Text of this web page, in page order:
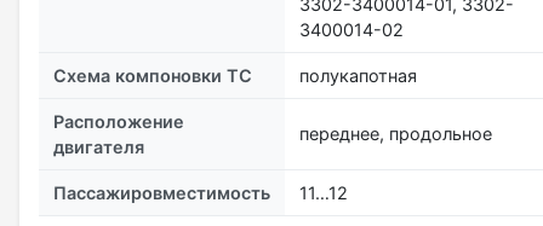
3302-3400014-01, 3302-
3400014-02
Схема компоновки ТС полукапотная
Расположение
двигателя
переднее, продольное
Пассажировместимость 11…12